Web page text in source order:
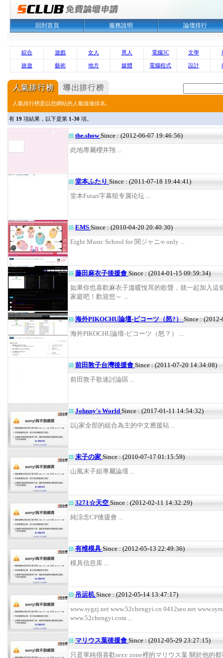
回到首頁 服務說明 論壇排行
綜合 遊戲 女人 男人 電腦3C 文學
旅遊 藝術 地方 媒體 電腦程式 設計
人氣排行榜是以您網站的人氣值做排名。
有 19 項結果，以下是第 1-30 項。
the.showSince : (2012-06-07 19:46:56)
此地專屬櫻井翔 ...
堂本ふたり Since : (2011-07-18 19:44:41)
堂本Futari字幕组专属论坛 ...
EMS Since : (2010-04-20 20:40:30)
Eight Music School for 関ジャニ∞ only ...
藤田麻衣子後援會 Since : (2014-01-15 09:59:34)
如果你也喜歡麻衣子溫暖悅耳的歌聲，就一起加入這
家庭吧！歡迎您～ ...
海外PIKOCHU論壇-ピコーツ（怒?） Since :
海外PIKOCHU論壇-ピコーツ（怒？） ...
前田敦子台灣後援會 Since : (2011-07-20 14:34:08)
前田敦子歌迷討論區 ...
Johnny's WorldSince : (2017-01-11 14:54:32)
以j家全部的組合為主的中文應援站 ...
末子の家Since : (2010-07-17 01:15:59)
山風末子組專屬論壇 ...
3271☆天空 Since : (2012-02-11 14:32:29)
純涼念CP後援會 ...
有维模具Since : (2012-05-13 22:49:36)
模具信息库 ...
吊运机Since : (2012-05-14 13:47:17)
www.sygzj.net www.52chengyi.cn 0412seo.net
www.52chengyi.com ...
マリウス葉後援會 Since : (2012-05-29 23:27:15)
只是單純很喜歡sexy zone裡的マリウス葉 關於他的